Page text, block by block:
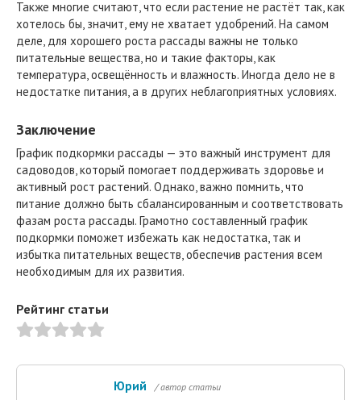
Также многие считают, что если растение не растёт так, как
хотелось бы, значит, ему не хватает удобрений. На самом
деле, для хорошего роста рассады важны не только
питательные вещества, но и такие факторы, как
температура, освещённость и влажность. Иногда дело не в
недостатке питания, а в других неблагоприятных условиях.
Заключение
График подкормки рассады — это важный инструмент для
садоводов, который помогает поддерживать здоровье и
активный рост растений. Однако, важно помнить, что
питание должно быть сбалансированным и соответствовать
фазам роста рассады. Грамотно составленный график
подкормки поможет избежать как недостатка, так и
избытка питательных веществ, обеспечив растения всем
необходимым для их развития.
Рейтинг статьи
Юрий / автор статьи